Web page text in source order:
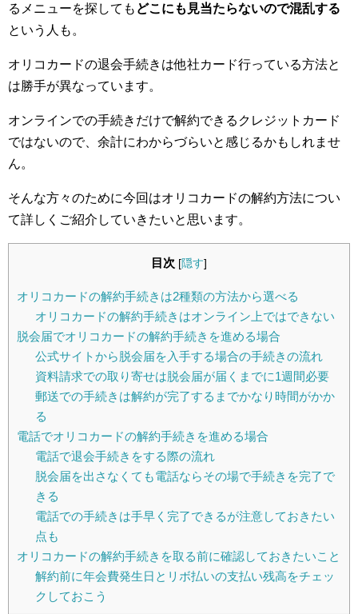
るメニューを探しても どこにも見当たらないので混乱する
という人も。
オリコカードの退会手続きは他社カード行っている方法と
は勝手が異なっています。
オンラインでの手続きだけで解約できるクレジットカード
ではないので、余計にわからづらいと感じるかもしれませ
ん。
そんな方々のために今回はオリコカードの解約方法につい
て詳しくご紹介していきたいと思います。
目次 [隠す]
オリコカードの解約手続きは2種類の方法から選べる
オリコカードの解約手続きはオンライン上ではできない
脱会届でオリコカードの解約手続きを進める場合
公式サイトから脱会届を入手する場合の手続きの流れ
資料請求での取り寄せは脱会届が届くまでに1週間必要
郵送での手続きは解約が完了するまでかなり時間がかか
る
電話でオリコカードの解約手続きを進める場合
電話で退会手続きをする際の流れ
脱会届を出さなくても電話ならその場で手続きを完了で
きる
電話での手続きは手早く完了できるが注意しておきたい
点も
オリコカードの解約手続きを取る前に確認しておきたいこと
解約前に年会費発生日とリボ払いの支払い残高をチェッ
クしておこう